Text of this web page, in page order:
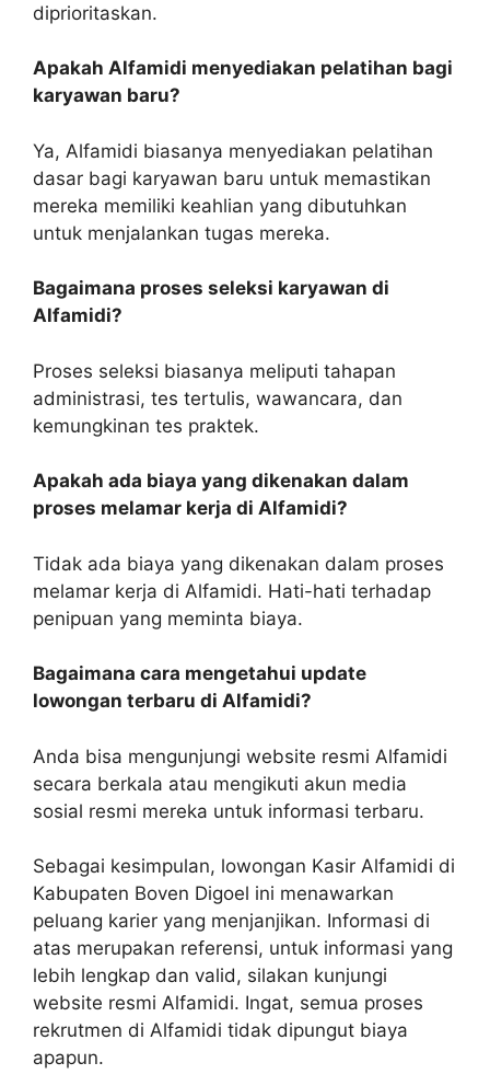
diprioritaskan.
Apakah Alfamidi menyediakan pelatihan bagi
karyawan baru?
Ya, Alfamidi biasanya menyediakan pelatihan
dasar bagi karyawan baru untuk memastikan
mereka memiliki keahlian yang dibutuhkan
untuk menjalankan tugas mereka.
Bagaimana proses seleksi karyawan di
Alfamidi?
Proses seleksi biasanya meliputi tahapan
administrasi, tes tertulis, wawancara, dan
kemungkinan tes praktek.
Apakah ada biaya yang dikenakan dalam
proses melamar kerja di Alfamidi?
Tidak ada biaya yang dikenakan dalam proses
melamar kerja di Alfamidi. Hati-hati terhadap
penipuan yang meminta biaya.
Bagaimana cara mengetahui update
lowongan terbaru di Alfamidi?
Anda bisa mengunjungi website resmi Alfamidi
secara berkala atau mengikuti akun media
sosial resmi mereka untuk informasi terbaru.
Sebagai kesimpulan, lowongan Kasir Alfamidi di
Kabupaten Boven Digoel ini menawarkan
peluang karier yang menjanjikan. Informasi di
atas merupakan referensi, untuk informasi yang
lebih lengkap dan valid, silakan kunjungi
website resmi Alfamidi. Ingat, semua proses
rekrutmen di Alfamidi tidak dipungut biaya
apapun.